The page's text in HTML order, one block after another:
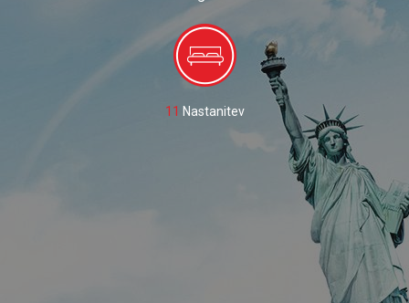
11 Nastanitev